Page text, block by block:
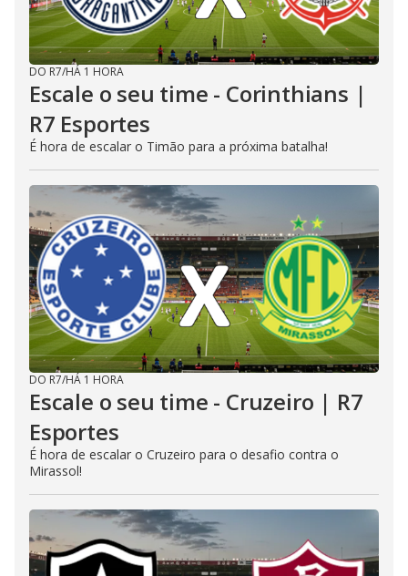
DO R7/HÁ 1 HORA
Escale o seu time - Corinthians |
R7 Esportes
É hora de escalar o Timão para a próxima batalha!
DO R7/HÁ 1 HORA
Escale o seu time - Cruzeiro | R7
Esportes
É hora de escalar o Cruzeiro para o desafio contra o
Mirassol!